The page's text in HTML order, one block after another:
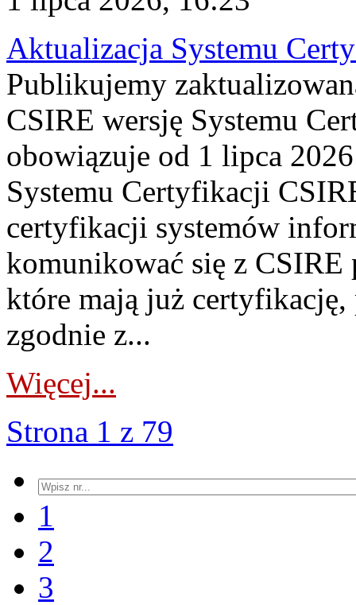
Aktualizacja Systemu
Publikujemy
CSIRE wersję Systemu
obowiązuje od 1 lipca
Systemu Certyfikacji
certyfikacji systemów
komunikować się z
które mają już
zgodnie z...
Więcej...
Strona 1 z 79
1
2
3